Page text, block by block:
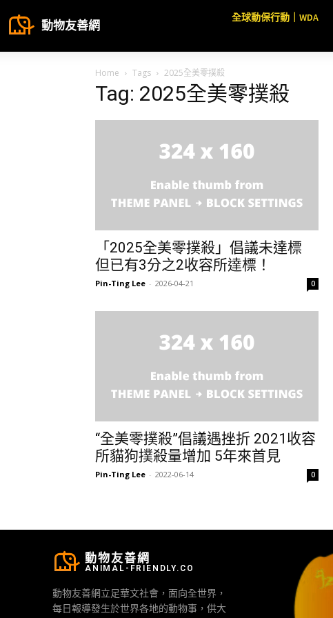
動物友善網
全球動保行動｜WDA
Home Tags 2025全美零撲殺
Tag: 2025全美零撲殺
「2025全美零撲殺」倡議未達標
但已有3分之2收容所達標！
Pin-Ting Lee - 2026-04-21 0
“全美零撲殺”倡議遇挫折 2021收容
所貓狗撲殺量增加 5年來首見
Pin-Ting Lee - 2022-06-14 0
動物友善網
ANIMAL-FRIENDLY.CO
動物友善網立足華文社會，面向全世界，
每日報導發生於世界各地的動物事，供大